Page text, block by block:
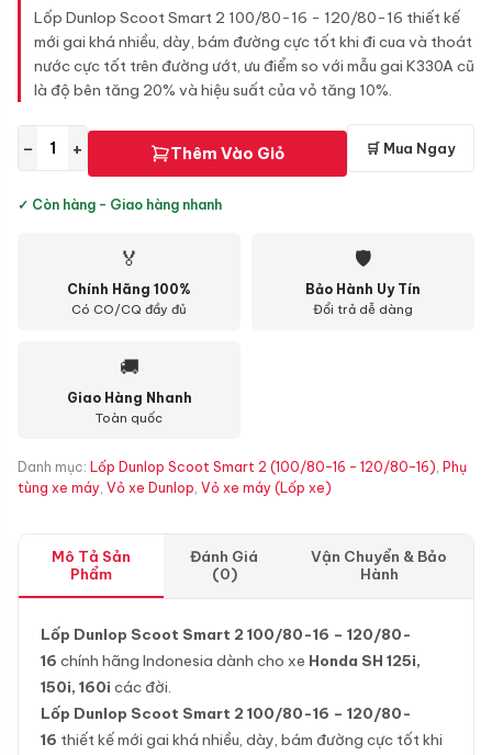
Lốp Dunlop Scoot Smart 2 100/80-16 - 120/80-16 thiết kế
mới gai khá nhiều, dày, bám đường cực tốt khi đi cua và thoát
nước cực tốt trên đường ướt, ưu điểm so với mẫu gai K330A cũ
là độ bên tăng 20% và hiệu suất của vỏ tăng 10%.
− + Thêm Vào Giỏ 🛒 Mua Ngay
✓ Còn hàng - Giao hàng nhanh
🏅
Chính Hãng 100%
Có CO/CQ đầy đủ
🛡
Bảo Hành Uy Tín
Đổi trả dễ dàng
🚚
Giao Hàng Nhanh
Toàn quốc
Danh mục: Lốp Dunlop Scoot Smart 2 (100/80-16 - 120/80-16), Phụ
tùng xe máy, Vỏ xe Dunlop, Vỏ xe máy (Lốp xe)
Mô Tả Sản
Phẩm
Đánh Giá
(0)
Vận Chuyển & Bảo
Hành
Lốp Dunlop Scoot Smart 2 100/80-16 – 120/80-
16 chính hãng Indonesia dành cho xe Honda SH 125i,
150i, 160i các đời.
Lốp Dunlop Scoot Smart 2 100/80-16 – 120/80-
16 thiết kế mới gai khá nhiều, dày, bám đường cực tốt khi